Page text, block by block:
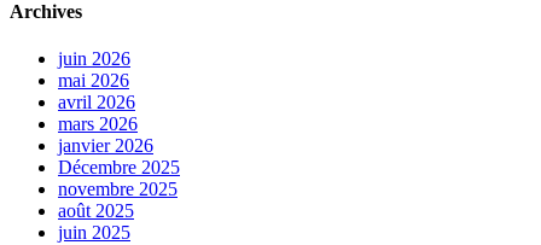
Archives
juin 2026
mai 2026
avril 2026
mars 2026
janvier 2026
Décembre 2025
novembre 2025
août 2025
juin 2025